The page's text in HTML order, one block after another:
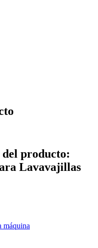
del producto:
Lavavajillas
máquina